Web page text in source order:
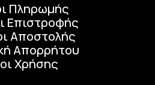
Πληρωμής
Επιστροφής
Αποστολής
Απορρήτου
Χρήσης